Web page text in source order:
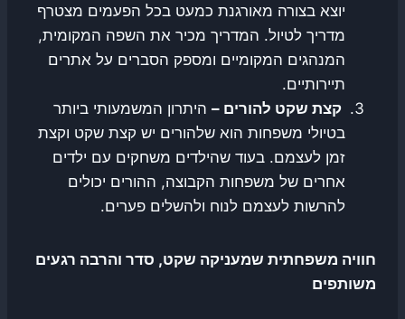
יוצא בצורה מאורגנת כמעט בכל הפעמים מצטרף
מדריך לטיול. המדריך מכיר את השפה המקומית,
המנהגים המקומיים ומספק הסברים על אתרים
תיירותיים.
קצת שקט להורים – היתרון המשמעותי ביותר
בטיולי משפחות הוא שלהורים יש קצת שקט וקצת
זמן לעצמם. בעוד שהילדים משחקים עם ילדים
אחרים של משפחות הקבוצה, ההורים יכולים
להרשות לעצמם לנוח ולהשלים פערים.
חוויה משפחתית שמעניקה שקט, סדר והרבה רגעים
משותפים